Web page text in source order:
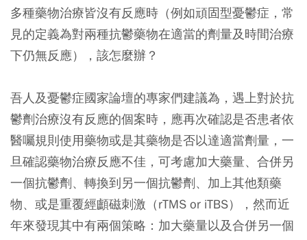
多種藥物治療皆沒有反應時（例如頑固型憂鬱症，常
見的定義為對兩種抗鬱藥物在適當的劑量及時間治療
下仍無反應），該怎麼辦？
吾人及憂鬱症國家論壇的專家們建議為，遇上對於抗
鬱劑治療沒有反應的個案時，應再次確認是否患者依
醫囑規則使用藥物或是其藥物是否以達適當劑量，一
旦確認藥物治療反應不佳，可考慮加大藥量、合併另
一個抗鬱劑、轉換到另一個抗鬱劑、加上其他類藥
物、或是重覆經顱磁刺激（rTMS or iTBS），然而近
年來發現其中有兩個策略：加大藥量以及合併另一個